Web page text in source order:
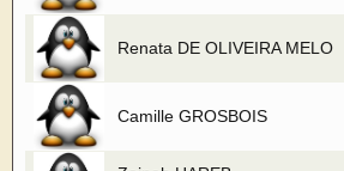
Renata DE OLIVEIRA MELO
Camille GROSBOIS